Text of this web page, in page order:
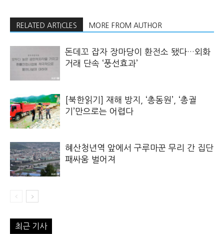
RELATED ARTICLES MORE FROM AUTHOR
돈데꼬 잡자 장마당이 환전소 됐다…외화
거래 단속 ‘풍선효과’
[북한읽기] 재해 방지, ‘총동원’, ‘총궐
기’만으로는 어렵다
혜산청년역 앞에서 구루마꾼 무리 간 집단
패싸움 벌어져
최근 기사